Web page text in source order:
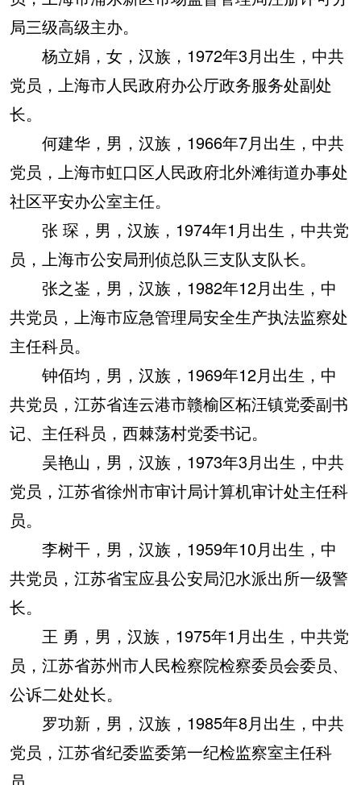
局三级高级主办。
杨立娟，女，汉族，1972年3月出生，中共
党员，上海市人民政府办公厅政务服务处副处
长。
何建华，男，汉族，1966年7月出生，中共
党员，上海市虹口区人民政府北外滩街道办事处
社区平安办公室主任。
张 琛，男，汉族，1974年1月出生，中共党
员，上海市公安局刑侦总队三支队支队长。
张之崟，男，汉族，1982年12月出生，中
共党员，上海市应急管理局安全生产执法监察处
主任科员。
钟佰均，男，汉族，1969年12月出生，中
共党员，江苏省连云港市赣榆区柘汪镇党委副书
记、主任科员，西棘荡村党委书记。
吴艳山，男，汉族，1973年3月出生，中共
党员，江苏省徐州市审计局计算机审计处主任科
员。
李树干，男，汉族，1959年10月出生，中
共党员，江苏省宝应县公安局氾水派出所一级警
长。
王 勇，男，汉族，1975年1月出生，中共党
员，江苏省苏州市人民检察院检察委员会委员、
公诉二处处长。
罗功新，男，汉族，1985年8月出生，中共
党员，江苏省纪委监委第一纪检监察室主任科